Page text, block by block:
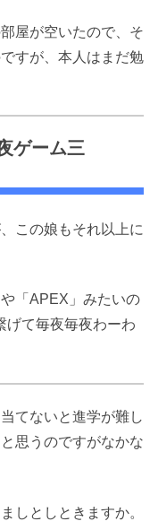
屋が空いたので、そ
すが、本人はまだ勉
ゲーム三
この娘もそれ以上に
「APEX」みたいの
げて毎夜毎夜わーわ
てないと進学が難し
思うのですがなかな
しとしときますか。